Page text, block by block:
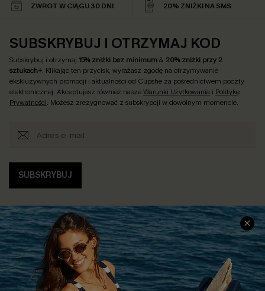
ZWROT W CIĄGU 30 DNI 20% ZNIŻKI NA SMS
SUBSKRYBUJ I OTRZYMAJ KOD
Subskrybuj i otrzymaj 15% zniżki bez minimum& 20% zniżki przy 2
sztukach+. Klikając ten przycisk, wyrażasz zgodę na otrzymywanie
ekskluzywnych promocji i aktualności od Cupshe za pośrednictwem poczty
elektronicznej. Akceptujesz również naszeWarunki Użytkowania i Politykę
Prywatności. Możesz zrezygnować z subskrypcji w dowolnym momencie.
SUBSKRYBUJ
INFORMACJE O FIRMIE
O NAS
Opinie Klientów
CENTRUM SERWISOWE
Informacje o Wysyłce
Jak Śledzić